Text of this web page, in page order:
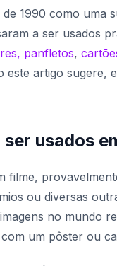
1990 como uma
a ser usados
panfletos,
este artigo sugere,
usados
filme,
ou diversas
no mundo
um pôster ou